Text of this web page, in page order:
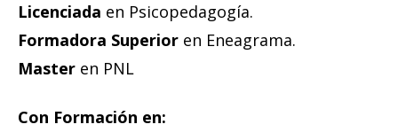
Licenciada en Psicopedagogía.
Formadora Superior en Eneagrama.
Master en PNL
Con Formación en: